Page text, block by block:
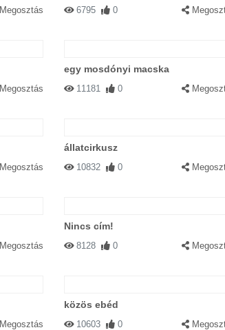
Megosztás 6795 0
Megosztás
egy mosdónyi macska
11181 0
Megosztás
állatcirkusz
10832 0
Megosztás
Nincs cím!
8128 0
Megosztás
közös ebéd
10603 0